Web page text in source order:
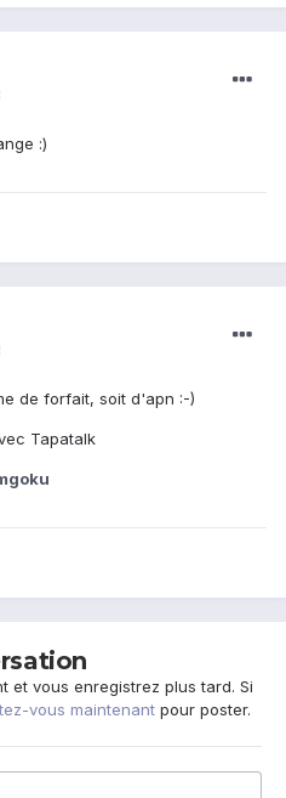
:)
de forfait, soit d'apn :-)
Tapatalk
et vous enregistrez plus tard. Si
vous maintenant pour poster.